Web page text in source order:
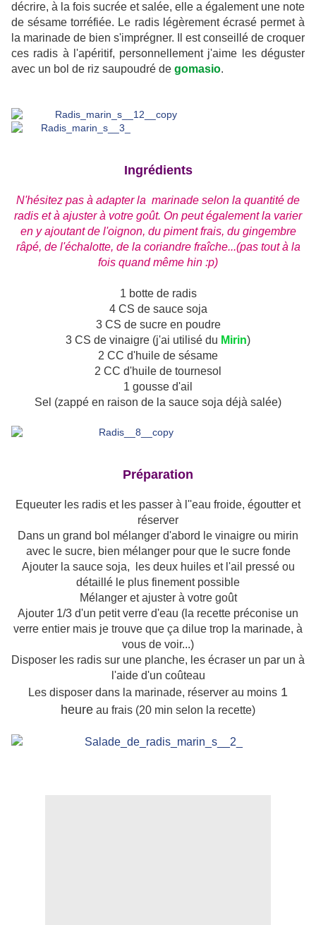
décrire, à la fois sucrée et salée, elle a également une note
de sésame torréfiée. Le radis légèrement écrasé permet à
la marinade de bien s'imprégner. Il est conseillé de croquer
ces radis à l'apéritif, personnellement j'aime les déguster
avec un bol de riz saupoudré de gomasio.
Ingrédients
N'hésitez pas à adapter la marinade selon la quantité de
radis et à ajuster à votre goût. On peut également la varier
en y ajoutant de l'oignon, du piment frais, du gingembre
râpé, de l'échalotte, de la coriandre fraîche...(pas tout à la
fois quand même hin :p)
1 botte de radis
4 CS de sauce soja
3 CS de sucre en poudre
3 CS de vinaigre (j'ai utilisé du Mirin)
2 CC d'huile de sésame
2 CC d'huile de tournesol
1 gousse d'ail
Sel (zappé en raison de la sauce soja déjà salée)
Préparation
Equeuter les radis et les passer à l''eau froide, égoutter et
réserver
Dans un grand bol mélanger d'abord le vinaigre ou mirin
avec le sucre, bien mélanger pour que le sucre fonde
Ajouter la sauce soja, les deux huiles et l'ail pressé ou
détaillé le plus finement possible
Mélanger et ajuster à votre goût
Ajouter 1/3 d'un petit verre d'eau (la recette préconise un
verre entier mais je trouve que ça dilue trop la marinade, à
vous de voir...)
Disposer les radis sur une planche, les écraser un par un à
l'aide d'un coûteau
Les disposer dans la marinade, réserver au moins 1
heure au frais (20 min selon la recette)